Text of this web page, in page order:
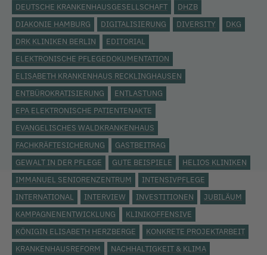
DEUTSCHE KRANKENHAUSGESELLSCHAFT
DHZB
DIAKONIE HAMBURG
DIGITALISIERUNG DIVERSITY
DKG
DRK KLINIKEN BERLIN
EDITORIAL
ELEKTRONISCHE PFLEGEDOKUMENTATION
ELISABETH KRANKENHAUS RECKLINGHAUSEN
ENTBÜROKRATISIERUNG
ENTLASTUNG
EPA ELEKTRONISCHE PATIENTENAKTE
EVANGELISCHES WALDKRANKENHAUS
FACHKRÄFTESICHERUNG
GASTBEITRAG
GEWALT IN DER PFLEGE
GUTE BEISPIELE
HELIOS KLINIKEN
IMMANUEL SENIORENZENTRUM
INTENSIVPFLEGE
INTERNATIONAL
INTERVIEW INVESTITIONEN
JUBILÄUM
KAMPAGNENENTWICKLUNG
KLINIKOFFENSIVE
KÖNIGIN ELISABETH HERZBERGE
KONKRETE PROJEKTARBEIT
KRANKENHAUSREFORM
NACHHALTIGKEIT & KLIMA